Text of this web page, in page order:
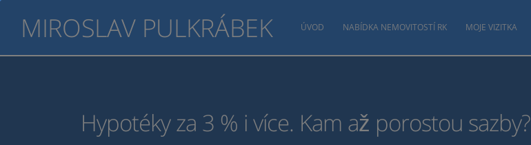
MIROSLAV PULKRÁBEK ÚVOD NABÍDKA NEMOVITOSTÍ RK MOJE VIZITKA
Hypotéky za 3 % i více. Kam až porostou sazby?